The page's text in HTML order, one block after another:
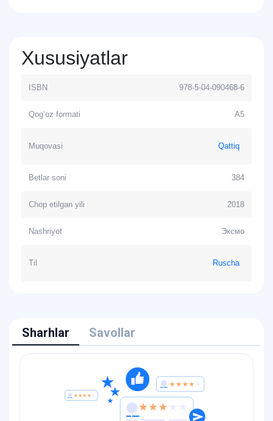
Xususiyatlar
ISBN 978-5-04-090468-6
Qog‘oz formati A5
Muqovasi Qattiq
Betlar soni 384
Chop etilgan yili 2018
Nashriyot Эксмо
Til Ruscha
Sharhlar Savollar